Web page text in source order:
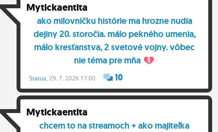
ROLETA
Mytickaentita
ako milovníčku histórie ma hrozne nudia
dejiny 20. storočia. málo pekného umenia,
málo kresťanstva, 2 svetové vojny. vôbec
nie téma pre mňa
Status, 29. 7. 2026 17:00 10
Mytickaentita
chcem to na streamoch + ako majiteľka